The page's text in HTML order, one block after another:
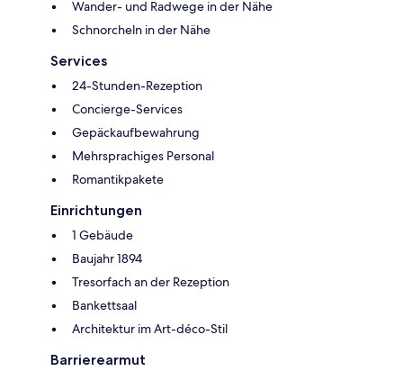
Wander- und Radwege in der Nähe
Schnorcheln in der Nähe
Services
24-Stunden-Rezeption
Concierge-Services
Gepäckaufbewahrung
Mehrsprachiges Personal
Romantikpakete
Einrichtungen
1 Gebäude
Baujahr 1894
Tresorfach an der Rezeption
Bankettsaal
Architektur im Art-déco-Stil
Barrierearmut